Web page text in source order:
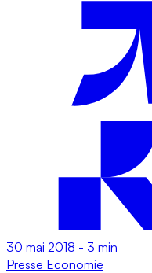
30 mai 2018 - 3 min
Presse Economie